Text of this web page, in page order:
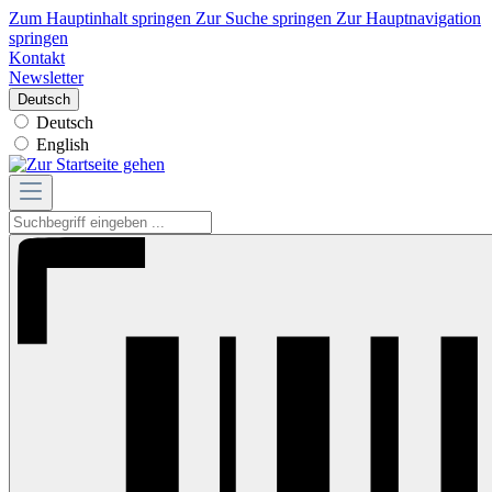
Zum Hauptinhalt springen Zur Suche springen Zur Hauptnavigation
springen
Kontakt
Newsletter
Deutsch
Deutsch
English